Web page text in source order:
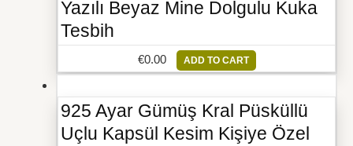
Yazılı Beyaz Mine Dolgulu Kuka
Tesbih
€0.00 ADD TO CART
925 Ayar Gümüş Kral Püsküllü
Uçlu Kapsül Kesim Kişiye Özel